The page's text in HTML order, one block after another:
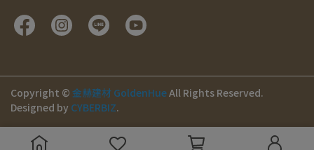
Copyright © 金赫建材 GoldenHueAll Rights Reserved.
Designed by CYBERBIZ.